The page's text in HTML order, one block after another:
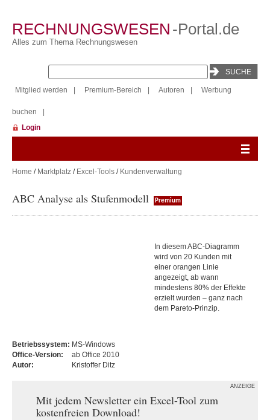
RECHNUNGSWESEN -Portal.de
Alles zum Thema Rechnungswesen
Mitglied werden Premium-Bereich Autoren Werbung
buchen
Login
Home / Marktplatz / Excel-Tools / Kundenverwaltung
ABC Analyse als Stufenmodell Premium
In diesem ABC-Diagramm
wird von 20 Kunden mit
einer orangen Linie
angezeigt, ab wann
mindestens 80% der Effekte
erzielt wurden – ganz nach
dem Pareto-Prinzip.
Betriebssystem: MS-Windows
Office-Version:
ab Office 2010
Autor:
Kristoffer Ditz
ANZEIGE
Mit jedem Newsletter ein Excel-Tool zum
kostenfreien Download!